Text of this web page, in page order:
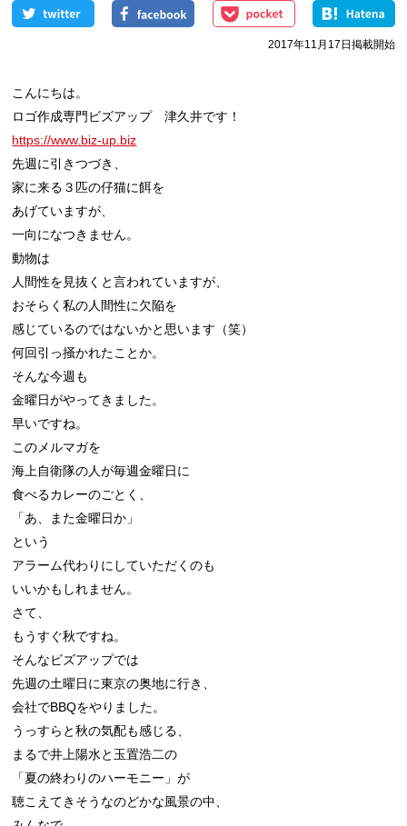
2017年11月17日掲載開始
こんにちは。
https://www.biz-up.biz
先週に引きつづき、
家に来る３匹の仔猫に餌を
あげていますが、
一向になつきません。
動物は
人間性を見抜くと言われていますが、
おそらく私の人間性に欠陥を
感じているのではないかと思います（笑）
何回引っ掻かれたことか。
そんな今週も
金曜日がやってきました。
早いですね。
このメルマガを
海上自衛隊の人が毎週金曜日に
食べるカレーのごとく、
「あ、また金曜日か」
という
アラーム代わりにしていただくのも
いいかもしれません。
さて、
もうすぐ秋ですね。
そんなビズアップでは
先週の土曜日に東京の奥地に行き、
会社でBBQをやりました。
うっすらと秋の気配も感じる、
まるで井上陽水と玉置浩二の
「夏の終わりのハーモニー」が
聴こえてきそうなのどかな風景の中、